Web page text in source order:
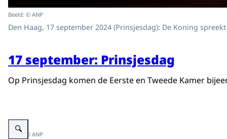
Beeld: © ANP
Den Haag, 17 september 2024 (Prinsjesdag): De Koning
17 september: Prinsjesdag
Op Prinsjesdag komen de Eerste en Tweede Kamer
Vergroot afbeelding Koning bij Airborne Luchtlandingen 80 jaar vrijheid
Beeld: © ANP